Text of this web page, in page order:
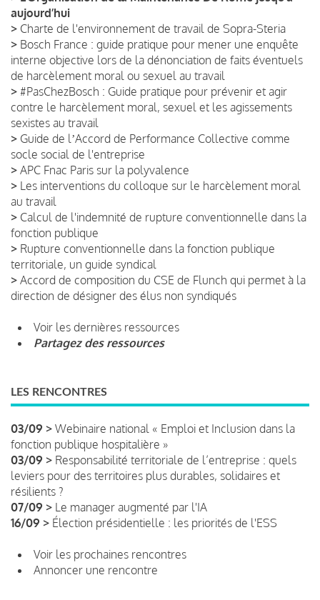
aujourd’hui
> Charte de l'environnement de travail de Sopra-Steria
> Bosch France : guide pratique pour mener une enquête
interne objective lors de la dénonciation de faits éventuels
de harcèlement moral ou sexuel au travail
> #PasChezBosch : Guide pratique pour prévenir et agir
contre le harcèlement moral, sexuel et les agissements
sexistes au travail
> Guide de lʼAccord de Performance Collective comme
socle social de l'entreprise
> APC Fnac Paris sur la polyvalence
> Les interventions du colloque sur le harcèlement moral
au travail
> Calcul de l'indemnité de rupture conventionnelle dans la
fonction publique
> Rupture conventionnelle dans la fonction publique
territoriale, un guide syndical
> Accord de composition du CSE de Flunch qui permet à la
direction de désigner des élus non syndiqués
Voir les dernières ressources
Partagez des ressources
LES RENCONTRES
03/09 > Webinaire national « Emploi et Inclusion dans la
fonction publique hospitalière »
03/09 > Responsabilité territoriale de l’entreprise : quels
leviers pour des territoires plus durables, solidaires et
résilients ?
07/09 > Le manager augmenté par l'IA
16/09 > Élection présidentielle : les priorités de l'ESS
Voir les prochaines rencontres
Annoncer une rencontre